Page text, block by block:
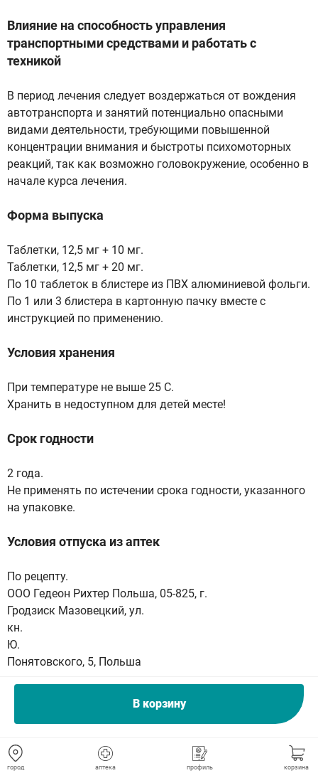
город аптека профиль корзина
В корзину
Влияние на способность управления
транспортными средствами и работать с
техникой
В период лечения следует воздержаться от вождения
автотранспорта и занятий потенциально опасными
видами деятельности, требующими повышенной
концентрации внимания и быстроты психомоторных
реакций, так как возможно головокружение, особенно в
начале курса лечения.
Форма выпуска
Таблетки, 12,5 мг + 10 мг.
Таблетки, 12,5 мг + 20 мг.
По 10 таблеток в блистере из ПВХ алюминиевой фольги.
По 1 или 3 блистера в картонную пачку вместе с
инструкцией по применению.
Условия хранения
При температуре не выше 25 С.
Хранить в недоступном для детей месте!
Срок годности
2 года.
Не применять по истечении срока годности, указанного
на упаковке.
Условия отпуска из аптек
По рецепту.
ООО Гедеон Рихтер Польша, 05-825, г.
Гродзиск Мазовецкий, ул.
кн.
Ю.
Понятовского, 5, Польша
Претензии потребителей направлять по адресу:
119049 г.
Москва, 4-й Добрынинский пер.,